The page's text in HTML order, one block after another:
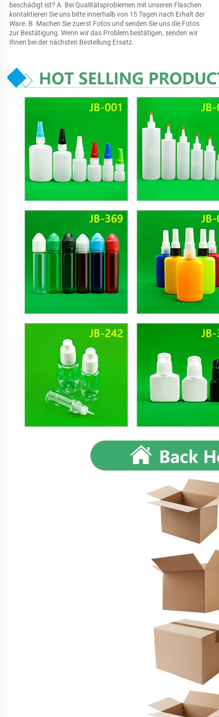
beschädigt ist? A. Bei Qualitätsproblemen mit unseren Flaschen
kontaktieren Sie uns bitte innerhalb von 15 Tagen nach Erhalt der
Ware. B. Machen Sie zuerst Fotos und senden Sie uns die Fotos
zur Bestätigung. Wenn wir das Problem bestätigen, senden wir
Ihnen bei der nächsten Bestellung Ersatz.